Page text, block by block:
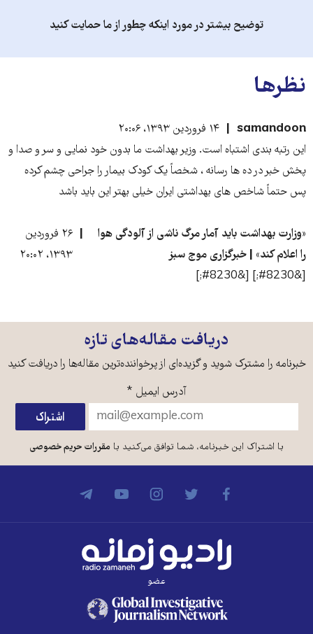
توضیح بیشتر در مورد اینکه چطور از ما حمایت کنید
نظرها
samandoon
۱۴ فروردین ۱۳۹۳، ۲۰:۰۶
این رتبه بندی اشتباه است. وزیر بهداشت ما بدون خود نمایی و سر و صدا و
پخش خبر در ده ها رسانه ، شخصاً یک کودک بیمار را جراحی چشم کرده
پس حتماً شاخص های بهداشتی ایران خیلی بهتر این باید باشد
«وزارت بهداشت باید آمار مرگ ناشی از آلودگی هوا
را اعلام کند» | خبرگزاری موج سبز
۲۶ فروردین
۱۳۹۳، ۲۰:۰۲
[&#8230;] [&#8230;]
دریافت مقاله‌های تازه
خبرنامه را مشترک شوید و گزیده‌ای از پرخواننده‌ترین مقاله‌ها را دریافت کنید
آدرس ایمیل *
با اشتراک این خبرنامه، شما توافق می‌کنید بامقررات حریم خصوصی
عضو